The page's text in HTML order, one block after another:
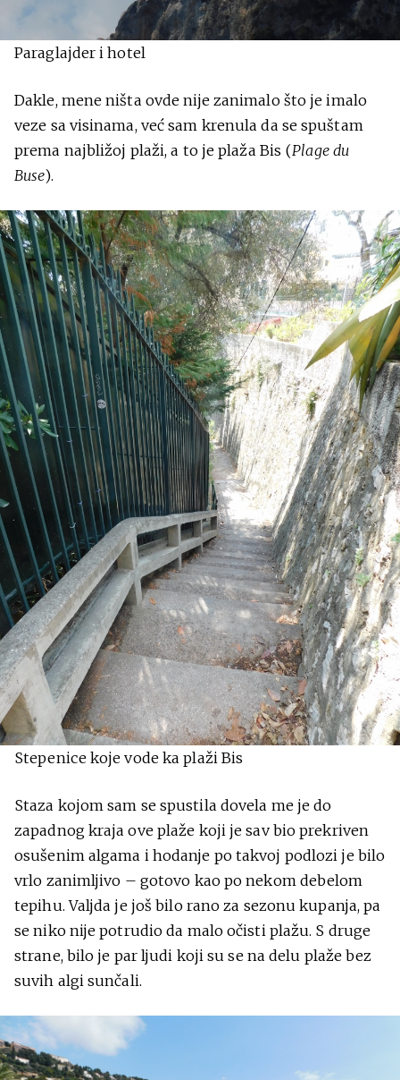
Paraglajder i hotel
Dakle, mene ništa ovde nije zanimalo što je imalo
veze sa visinama, već sam krenula da se spuštam
prema najbližoj plaži, a to je plaža Bis (Plage du
Buse).
Stepenice koje vode ka plaži Bis
Staza kojom sam se spustila dovela me je do
zapadnog kraja ove plaže koji je sav bio prekriven
osušenim algama i hodanje po takvoj podlozi je bilo
vrlo zanimljivo – gotovo kao po nekom debelom
tepihu. Valjda je još bilo rano za sezonu kupanja, pa
se niko nije potrudio da malo očisti plažu. S druge
strane, bilo je par ljudi koji su se na delu plaže bez
suvih algi sunčali.